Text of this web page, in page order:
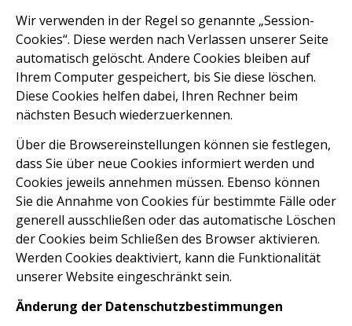
Wir verwenden in der Regel so genannte „Session-
Cookies“. Diese werden nach Verlassen unserer Seite
automatisch gelöscht. Andere Cookies bleiben auf
Ihrem Computer gespeichert, bis Sie diese löschen.
Diese Cookies helfen dabei, Ihren Rechner beim
nächsten Besuch wiederzuerkennen.
Über die Browsereinstellungen können sie festlegen,
dass Sie über neue Cookies informiert werden und
Cookies jeweils annehmen müssen. Ebenso können
Sie die Annahme von Cookies für bestimmte Fälle oder
generell ausschließen oder das automatische Löschen
der Cookies beim Schließen des Browser aktivieren.
Werden Cookies deaktiviert, kann die Funktionalität
unserer Website eingeschränkt sein.
Änderung der Datenschutzbestimmungen